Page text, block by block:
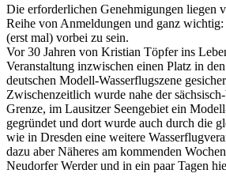
Die erforderlichen Genehmigungen liegen
Reihe von Anmeldungen und ganz
(erst mal) vorbei zu sein.
Vor 30 Jahren von Kristian Töpfer ins
Veranstaltung inzwischen einen Platz in
deutschen Modell-Wasserflugszene
Zwischenzeitlich wurde nahe der
Grenze, im Lausitzer Seengebiet ein
gegründet und dort wurde auch durch die
wie in Dresden eine weitere
dazu aber Näheres am kommenden
Neudorfer Werder und in ein paar Tagen